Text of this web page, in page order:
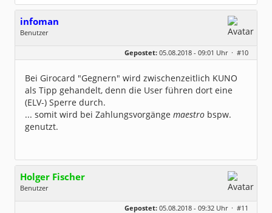
infoman
Benutzer
Dabei seit:
06 / 2008
Gepostet: 05.08.2018 - 09:01 Uhr · #10
Bei Girocard "Gegnern" wird zwischenzeitlich KUNO
als Tipp gehandelt, denn die User führen dort eine
(ELV-) Sperre durch.
... somit wird bei Zahlungsvorgänge maestro bspw.
genutzt.
Holger Fischer
Benutzer
Geschlecht:
Gepostet: 05.08.2018 - 09:32 Uhr · #11